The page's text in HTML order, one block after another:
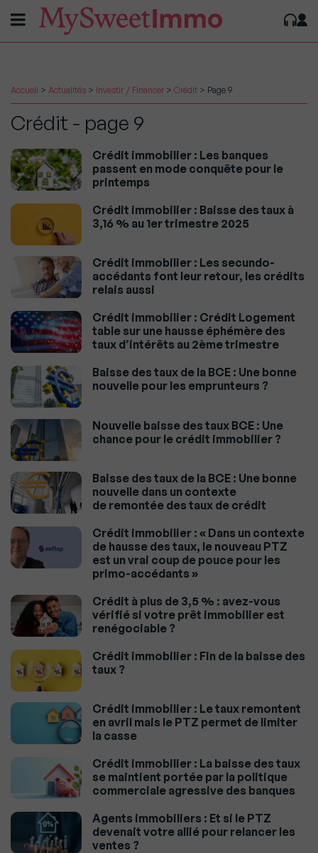
Accueil > Actualités > Investir / Financer > Crédit > Page 9
Crédit - page 9
Crédit immobilier : Les banques
passent en mode conquête pour le
printemps
Crédit immobilier : Baisse des taux à
3,16 % au 1er trimestre 2025
Crédit immobilier : Les secundo-
accédants font leur retour, les crédits
relais aussi
Crédit immobilier : Crédit Logement
table sur une hausse éphémère des
taux d’intérêts au 2ème trimestre
Baisse des taux de la BCE : Une bonne
nouvelle pour les emprunteurs ?
Nouvelle baisse des taux BCE : Une
chance pour le crédit immobilier ?
Baisse des taux de la BCE : Une bonne
nouvelle dans un contexte
de remontée des taux de crédit
Crédit immobilier : « Dans un contexte
de hausse des taux, le nouveau PTZ
est un vrai coup de pouce pour les
primo-accédants »
Crédit à plus de 3,5 % : avez-vous
vérifié si votre prêt immobilier est
renégociable ?
Crédit immobilier : Fin de la baisse des
taux ?
Crédit immobilier : Le taux remontent
en avril mais le PTZ permet de limiter
la casse
Crédit immobilier : La baisse des taux
se maintient portée par la politique
commerciale agressive des banques
Agents immobiliers : Et si le PTZ
devenait votre allié pour relancer les
ventes ?